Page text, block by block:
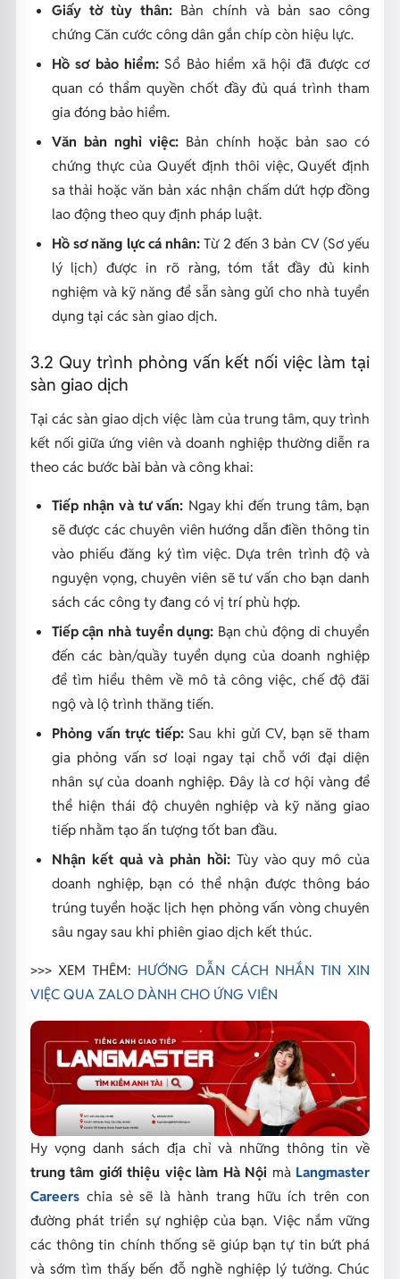
Giấy tờ tùy thân: Bản chính và bản sao công
chứng Căn cước công dân gắn chíp còn hiệu lực.
Hồ sơ bảo hiểm: Sổ Bảo hiểm xã hội đã được cơ
quan có thẩm quyền chốt đầy đủ quá trình tham
gia đóng bảo hiểm.
Văn bản nghỉ việc:Bản chính hoặc bản sao có
chứng thực của Quyết định thôi việc, Quyết định
sa thải hoặc văn bản xác nhận chấm dứt hợp đồng
lao động theo quy định pháp luật.
Hồ sơ năng lực cá nhân: Từ 2 đến 3 bản CV (Sơ yếu
lý lịch) được in rõ ràng, tóm tắt đầy đủ kinh
nghiệm và kỹ năng để sẵn sàng gửi cho nhà tuyển
dụng tại các sàn giao dịch.
3.2 Quy trình phỏng vấn kết nối việc làm tại
sàn giao dịch
Tại các sàn giao dịch việc làm của trung tâm, quy trình
kết nối giữa ứng viên và doanh nghiệp thường diễn ra
theo các bước bài bản và công khai:
Tiếp nhận và tư vấn: Ngay khi đến trung tâm, bạn
sẽ được các chuyên viên hướng dẫn điền thông tin
vào phiếu đăng ký tìm việc. Dựa trên trình độ và
nguyện vọng, chuyên viên sẽ tư vấn cho bạn danh
sách các công ty đang có vị trí phù hợp.
Tiếp cận nhà tuyển dụng: Bạn chủ động di chuyển
đến các bàn/quầy tuyển dụng của doanh nghiệp
để tìm hiểu thêm về mô tả công việc, chế độ đãi
ngộ và lộ trình thăng tiến.
Phỏng vấn trực tiếp:Sau khi gửi CV, bạn sẽ tham
gia phỏng vấn sơ loại ngay tại chỗ với đại diện
nhân sự của doanh nghiệp. Đây là cơ hội vàng để
thể hiện thái độ chuyên nghiệp và kỹ năng giao
tiếp nhằm tạo ấn tượng tốt ban đầu.
Nhận kết quả và phản hồi: Tùy vào quy mô của
doanh nghiệp, bạn có thể nhận được thông báo
trúng tuyển hoặc lịch hẹn phỏng vấn vòng chuyên
sâu ngay sau khi phiên giao dịch kết thúc.
>>> XEM THÊM: HƯỚNG DẪN CÁCH NHẮN TIN XIN
VIỆC QUA ZALO DÀNH CHO ỨNG VIÊN
Hy vọng danh sách địa chỉ và những thông tin về
trung tâm giới thiệu việc làm Hà Nội mà Langmaster
Careers chia sẻ sẽ là hành trang hữu ích trên con
đường phát triển sự nghiệp của bạn. Việc nắm vững
các thông tin chính thống sẽ giúp bạn tự tin bứt phá
và sớm tìm thấy bến đỗ nghề nghiệp lý tưởng. Chúc